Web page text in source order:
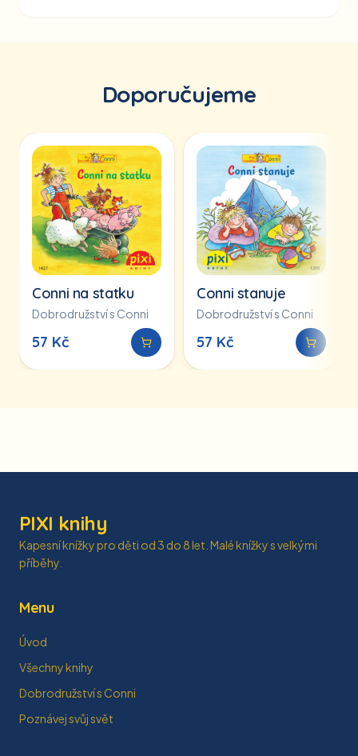
Doporučujeme
Conni na statku
Dobrodružství s Conni
57 Kč
Conni stanuje
Dobrodružství s Conni
57 Kč
PIXI knihy
Kapesní knížky pro děti od 3 do 8 let. Malé knížky s velkými
příběhy.
Menu
Úvod
Všechny knihy
Dobrodružství s Conni
Poznávej svůj svět